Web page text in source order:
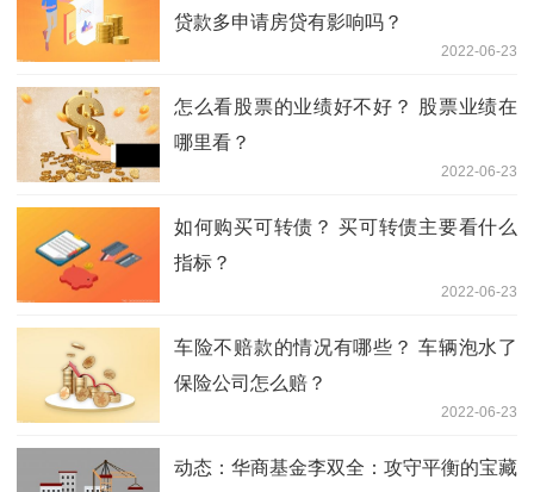
贷款多申请房贷有影响吗？
2022-06-23
怎么看股票的业绩好不好？ 股票业绩在
哪里看？
2022-06-23
如何购买可转债？ 买可转债主要看什么
指标？
2022-06-23
车险不赔款的情况有哪些？ 车辆泡水了
保险公司怎么赔？
2022-06-23
动态：华商基金李双全：攻守平衡的宝藏